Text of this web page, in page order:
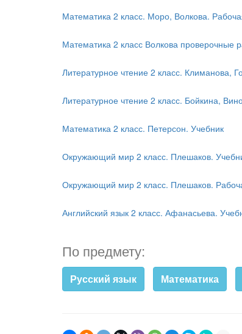
Математика 2 класс. Моро, Волкова.
Математика 2 класс Волкова проверочные
Литературное чтение 2 класс. Климанова,
Литературное чтение 2 класс. Бойкина,
Математика 2 класс. Петерсон. Учебник
Окружающий мир 2 класс. Плешаков.
Окружающий мир 2 класс. Плешаков.
Английский язык 2 класс. Афанасьева.
По предмету:
Русский язык Математика